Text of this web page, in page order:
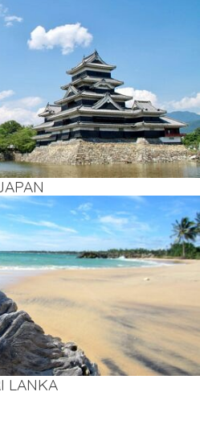
LAN­KA